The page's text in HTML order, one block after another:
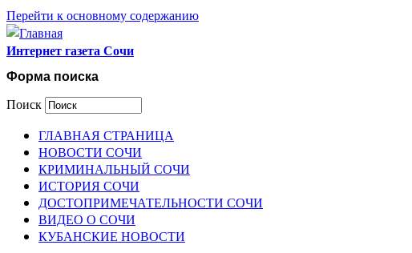
Перейти к основному содержанию
Интернет газета Сочи
Форма поиска
Поиск
ГЛАВНАЯ СТРАНИЦА
НОВОСТИ СОЧИ
КРИМИНАЛЬНЫЙ СОЧИ
ИСТОРИЯ СОЧИ
ДОСТОПРИМЕЧАТЕЛЬНОСТИ СОЧИ
ВИДЕО О СОЧИ
КУБАНСКИЕ НОВОСТИ